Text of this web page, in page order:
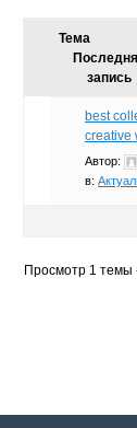
Тема
запись
best
creative
Автор:
в:
Просмотр 1 темы